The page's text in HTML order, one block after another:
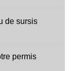
de sursis
permis